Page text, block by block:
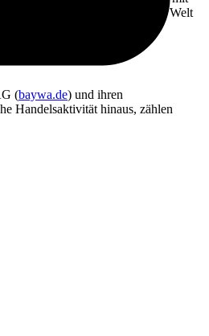
hat für Kunden auf der ganzen Welt
(baywa.de) und ihren
Handelsaktivität hinaus, zählen